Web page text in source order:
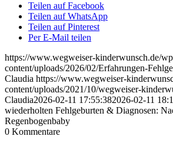
Teilen auf Facebook
Teilen auf WhatsApp
Teilen auf Pinterest
Per E-Mail teilen
https://www.wegweiser-kinderwunsch.de/
content/uploads/2026/02/Erfahrungen-
Claudia https://www.wegweiser-
content/uploads/2021/10/wegweiser-
Claudia2026-02-11 17:55:382026-02-11
wie­der­hol­ten Fehl­ge­bur­ten & Dia­gno­sen:
Regen­bo­gen­ba­by
0 Kommentare